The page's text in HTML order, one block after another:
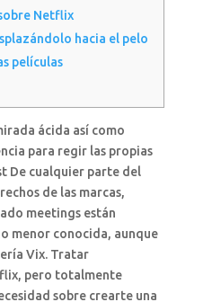
Netflix
hacia el pelo
películas
ácida así­ como
para regir las propias
De cualquier parte del
de las marcas,
meetings están
menor conocida, aunque
Vix. Tratar
pero totalmente
sobre crearte una